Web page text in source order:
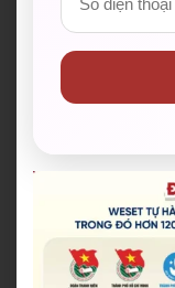
Nhận combo